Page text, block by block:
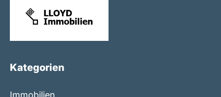
Kategorien
Immobilien